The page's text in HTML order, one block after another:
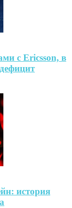
с Ericsson, в
история